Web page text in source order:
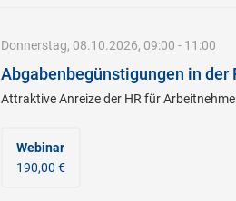
Donnerstag, 08.10.2026, 09:00 - 11:00
Abgabenbegünstigungen in der
Attraktive Anreize der HR für
Webinar
190,00 €